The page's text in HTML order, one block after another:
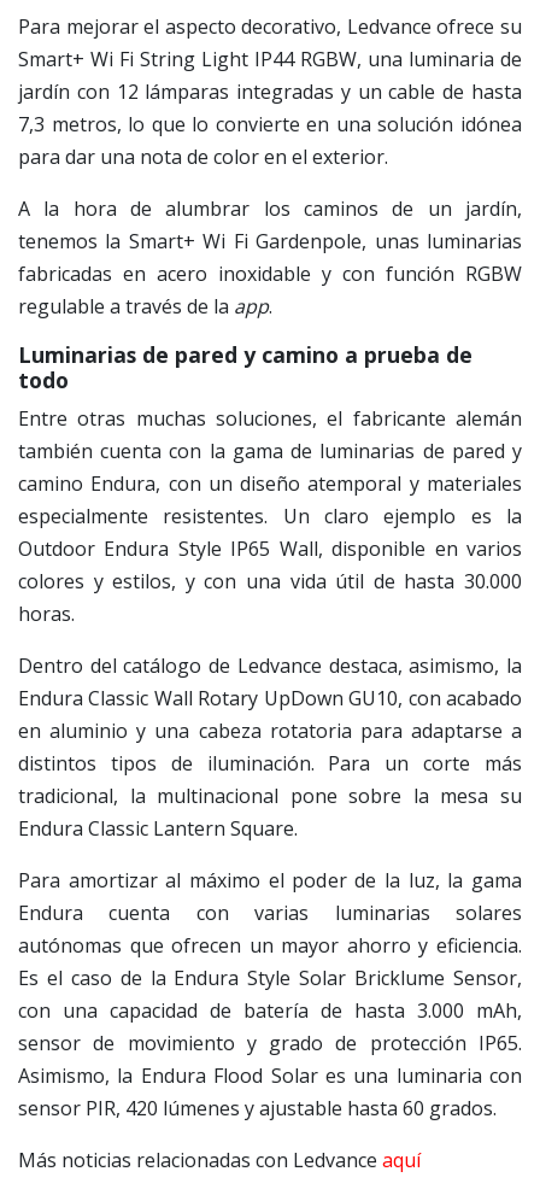
Para mejorar el aspecto decorativo, Ledvance ofrece su
Smart+ Wi Fi String Light IP44 RGBW, una luminaria de
jardín con 12 lámparas integradas y un cable de hasta
7,3 metros, lo que lo convierte en una solución idónea
para dar una nota de color en el exterior.
A la hora de alumbrar los caminos de un jardín,
tenemos la Smart+ Wi Fi Gardenpole, unas luminarias
fabricadas en acero inoxidable y con función RGBW
regulable a través de la app.
Luminarias de pared y camino a prueba de
todo
Entre otras muchas soluciones, el fabricante alemán
también cuenta con la gama de luminarias de pared y
camino Endura, con un diseño atemporal y materiales
especialmente resistentes. Un claro ejemplo es la
Outdoor Endura Style IP65 Wall, disponible en varios
colores y estilos, y con una vida útil de hasta 30.000
horas.
Dentro del catálogo de Ledvance destaca, asimismo, la
Endura Classic Wall Rotary UpDown GU10, con acabado
en aluminio y una cabeza rotatoria para adaptarse a
distintos tipos de iluminación. Para un corte más
tradicional, la multinacional pone sobre la mesa su
Endura Classic Lantern Square.
Para amortizar al máximo el poder de la luz, la gama
Endura cuenta con varias luminarias solares
autónomas que ofrecen un mayor ahorro y eficiencia.
Es el caso de la Endura Style Solar Bricklume Sensor,
con una capacidad de batería de hasta 3.000 mAh,
sensor de movimiento y grado de protección IP65.
Asimismo, la Endura Flood Solar es una luminaria con
sensor PIR, 420 lúmenes y ajustable hasta 60 grados.
Más noticias relacionadas con Ledvance aquí